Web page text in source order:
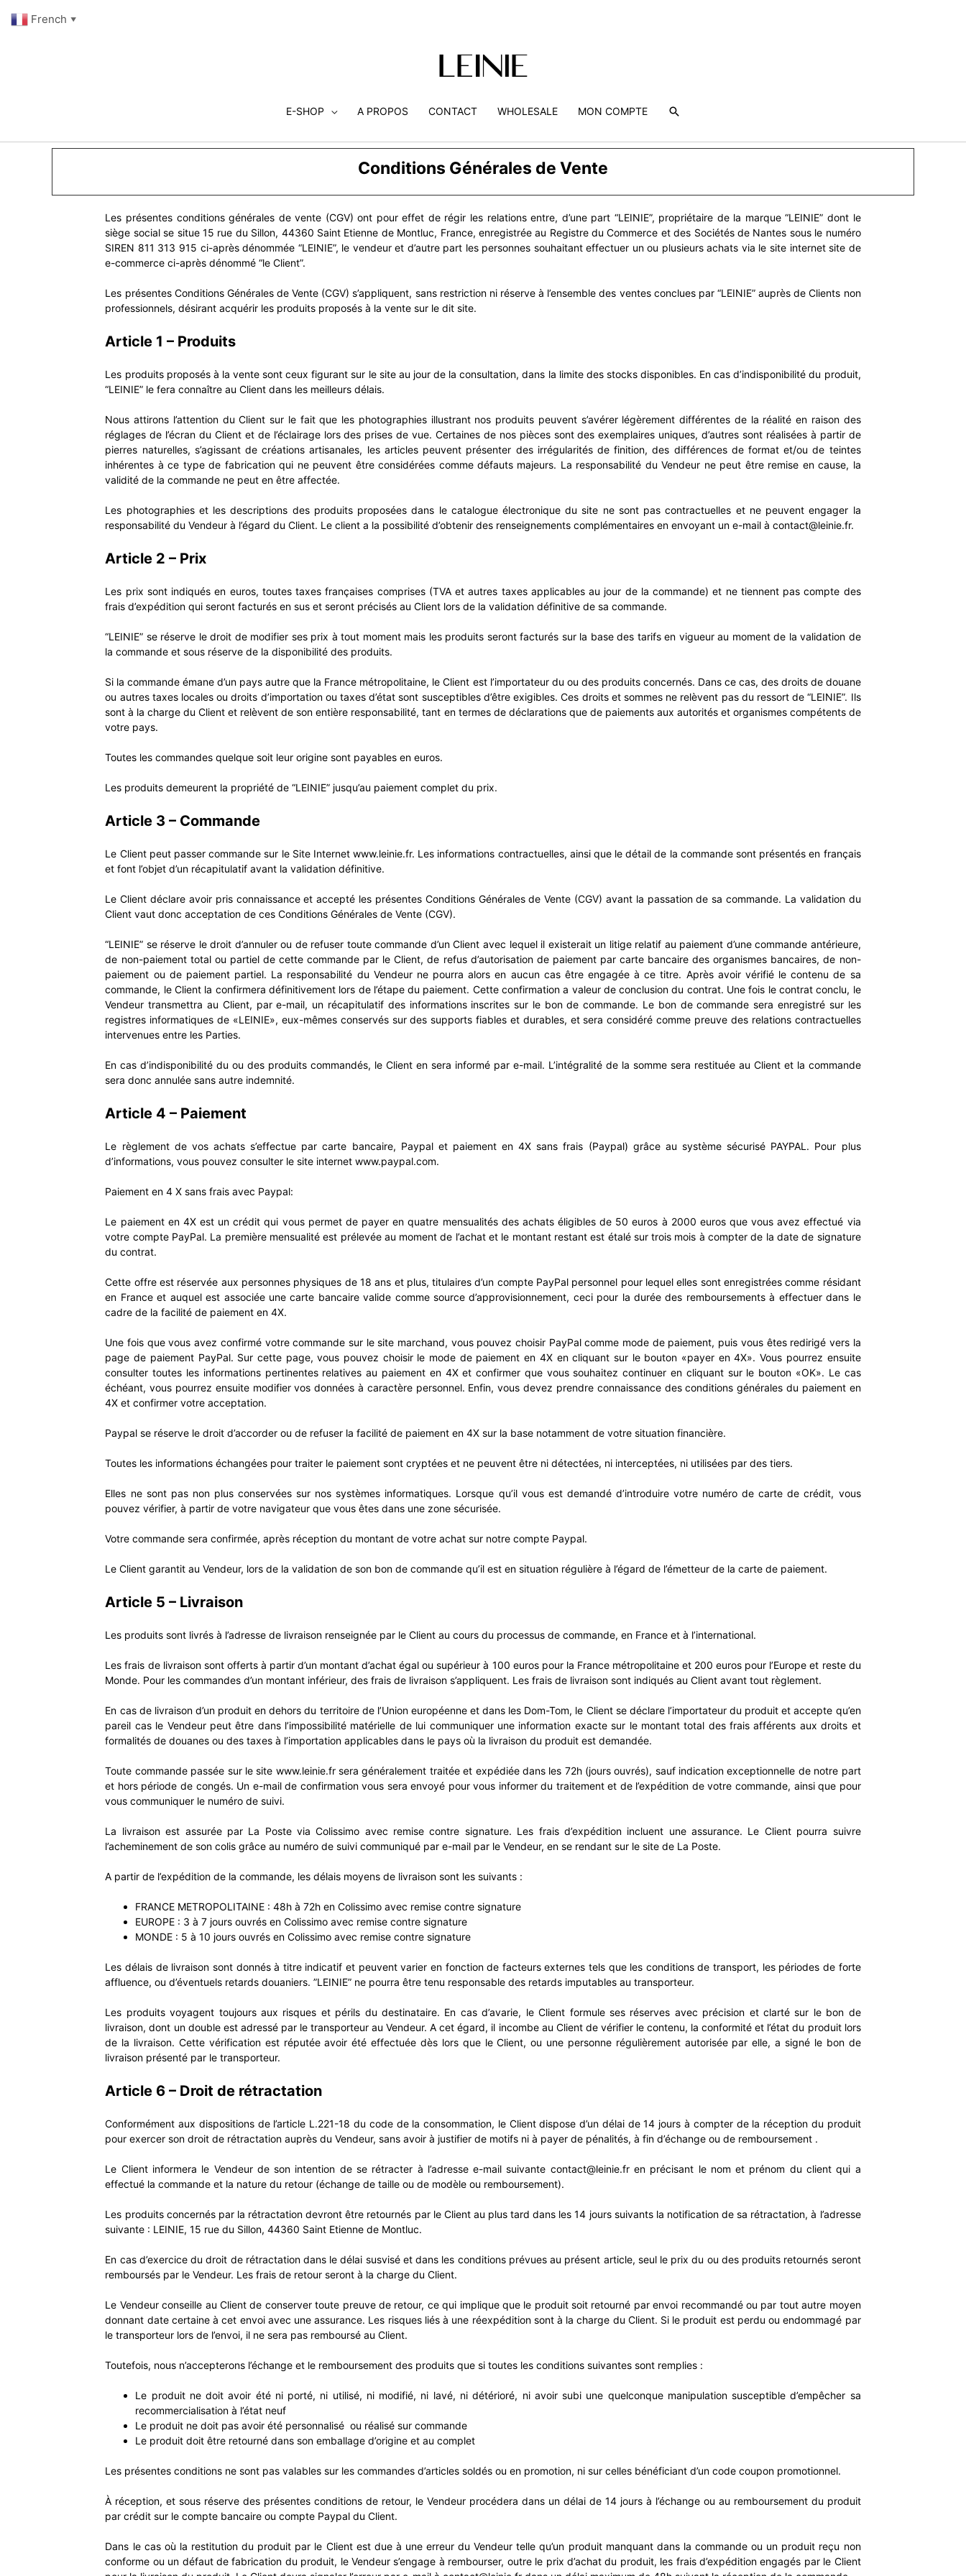
E-SHOP A PROPOS CONTACT WHOLESALE MON COMPTE
Conditions Générales de Vente
Les présentes conditions générales de vente (CGV) ont pour effet de régir les relations entre, d’une part “LEINIE”, propriétaire de la marque “LEINIE” dont le
siège social se situe 15 rue du Sillon, 44360 Saint Etienne de Montluc, France, enregistrée au Registre du Commerce et des Sociétés de Nantes sous le numéro
SIREN 811 313 915 ci-après dénommée “LEINIE”, le vendeur et d’autre part les personnes souhaitant effectuer un ou plusieurs achats via le site internet site de
e-commerce ci-après dénommé “le Client”.
Les présentes Conditions Générales de Vente (CGV) s’appliquent, sans restriction ni réserve à l’ensemble des ventes conclues par “LEINIE” auprès de Clients non
professionnels, désirant acquérir les produits proposés à la vente sur le dit site.
Article 1 – Produits
Les produits proposés à la vente sont ceux figurant sur le site au jour de la consultation, dans la limite des stocks disponibles. En cas d’indisponibilité du produit,
“LEINIE” le fera connaître au Client dans les meilleurs délais.
Nous attirons l’attention du Client sur le fait que les photographies illustrant nos produits peuvent s’avérer légèrement différentes de la réalité en raison des
réglages de l’écran du Client et de l’éclairage lors des prises de vue. Certaines de nos pièces sont des exemplaires uniques, d’autres sont réalisées à partir de
pierres naturelles, s’agissant de créations artisanales, les articles peuvent présenter des irrégularités de finition, des différences de format et/ou de teintes
inhérentes à ce type de fabrication qui ne peuvent être considérées comme défauts majeurs. La responsabilité du Vendeur ne peut être remise en cause, la
validité de la commande ne peut en être affectée.
Les photographies et les descriptions des produits proposées dans le catalogue électronique du site ne sont pas contractuelles et ne peuvent engager la
responsabilité du Vendeur à l’égard du Client. Le client a la possibilité d’obtenir des renseignements complémentaires en envoyant un e-mail à contact@leinie.fr.
Article 2 – Prix
Les prix sont indiqués en euros, toutes taxes françaises comprises (TVA et autres taxes applicables au jour de la commande) et ne tiennent pas compte des
frais d’expédition qui seront facturés en sus et seront précisés au Client lors de la validation définitive de sa commande.
“LEINIE” se réserve le droit de modifier ses prix à tout moment mais les produits seront facturés sur la base des tarifs en vigueur au moment de la validation de
la commande et sous réserve de la disponibilité des produits.
Si la commande émane d’un pays autre que la France métropolitaine, le Client est l’importateur du ou des produits concernés. Dans ce cas, des droits de douane
ou autres taxes locales ou droits d’importation ou taxes d’état sont susceptibles d’être exigibles. Ces droits et sommes ne relèvent pas du ressort de “LEINIE”. Ils
sont à la charge du Client et relèvent de son entière responsabilité, tant en termes de déclarations que de paiements aux autorités et organismes compétents de
votre pays.
Toutes les commandes quelque soit leur origine sont payables en euros.
Les produits demeurent la propriété de “LEINIE” jusqu’au paiement complet du prix.
Article 3 – Commande
Le Client peut passer commande sur le Site Internet www.leinie.fr. Les informations contractuelles, ainsi que le détail de la commande sont présentés en français
et font l’objet d’un récapitulatif avant la validation définitive.
Le Client déclare avoir pris connaissance et accepté les présentes Conditions Générales de Vente (CGV) avant la passation de sa commande. La validation du
Client vaut donc acceptation de ces Conditions Générales de Vente (CGV).
“LEINIE” se réserve le droit d’annuler ou de refuser toute commande d’un Client avec lequel il existerait un litige relatif au paiement d’une commande antérieure,
de non-paiement total ou partiel de cette commande par le Client, de refus d’autorisation de paiement par carte bancaire des organismes bancaires, de non-
paiement ou de paiement partiel. La responsabilité du Vendeur ne pourra alors en aucun cas être engagée à ce titre. Après avoir vérifié le contenu de sa
commande, le Client la confirmera définitivement lors de l’étape du paiement. Cette confirmation a valeur de conclusion du contrat. Une fois le contrat conclu, le
Vendeur transmettra au Client, par e-mail, un récapitulatif des informations inscrites sur le bon de commande. Le bon de commande sera enregistré sur les
registres informatiques de «LEINIE», eux-mêmes conservés sur des supports fiables et durables, et sera considéré comme preuve des relations contractuelles
intervenues entre les Parties.
En cas d’indisponibilité du ou des produits commandés, le Client en sera informé par e-mail. L’intégralité de la somme sera restituée au Client et la commande
sera donc annulée sans autre indemnité.
Article 4 – Paiement
Le règlement de vos achats s’effectue par carte bancaire, Paypal et paiement en 4X sans frais (Paypal) grâce au système sécurisé PAYPAL. Pour plus
d’informations, vous pouvez consulter le site internet www.paypal.com.
Paiement en 4 X sans frais avec Paypal:
Le paiement en 4X est un crédit qui vous permet de payer en quatre mensualités des achats éligibles de 50 euros à 2000 euros que vous avez effectué via
votre compte PayPal. La première mensualité est prélevée au moment de l’achat et le montant restant est étalé sur trois mois à compter de la date de signature
du contrat.
Cette offre est réservée aux personnes physiques de 18 ans et plus, titulaires d’un compte PayPal personnel pour lequel elles sont enregistrées comme résidant
en France et auquel est associée une carte bancaire valide comme source d’approvisionnement, ceci pour la durée des remboursements à effectuer dans le
cadre de la facilité de paiement en 4X.
Une fois que vous avez confirmé votre commande sur le site marchand, vous pouvez choisir PayPal comme mode de paiement, puis vous êtes redirigé vers la
page de paiement PayPal. Sur cette page, vous pouvez choisir le mode de paiement en 4X en cliquant sur le bouton «payer en 4X». Vous pourrez ensuite
consulter toutes les informations pertinentes relatives au paiement en 4X et confirmer que vous souhaitez continuer en cliquant sur le bouton «OK». Le cas
échéant, vous pourrez ensuite modifier vos données à caractère personnel. Enfin, vous devez prendre connaissance des conditions générales du paiement en
4X et confirmer votre acceptation.
Paypal se réserve le droit d’accorder ou de refuser la facilité de paiement en 4X sur la base notamment de votre situation financière.
Toutes les informations échangées pour traiter le paiement sont cryptées et ne peuvent être ni détectées, ni interceptées, ni utilisées par des tiers.
Elles ne sont pas non plus conservées sur nos systèmes informatiques. Lorsque qu’il vous est demandé d’introduire votre numéro de carte de crédit, vous
pouvez vérifier, à partir de votre navigateur que vous êtes dans une zone sécurisée.
Votre commande sera confirmée, après réception du montant de votre achat sur notre compte Paypal.
Le Client garantit au Vendeur, lors de la validation de son bon de commande qu’il est en situation régulière à l’égard de l’émetteur de la carte de paiement.
Article 5 – Livraison
Les produits sont livrés à l’adresse de livraison renseignée par le Client au cours du processus de commande, en France et à l’international.
Les frais de livraison sont offerts à partir d’un montant d’achat égal ou supérieur à 100 euros pour la France métropolitaine et 200 euros pour l’Europe et reste du
Monde. Pour les commandes d’un montant inférieur, des frais de livraison s’appliquent. Les frais de livraison sont indiqués au Client avant tout règlement.
En cas de livraison d’un produit en dehors du territoire de l’Union européenne et dans les Dom-Tom, le Client se déclare l’importateur du produit et accepte qu’en
pareil cas le Vendeur peut être dans l’impossibilité matérielle de lui communiquer une information exacte sur le montant total des frais afférents aux droits et
formalités de douanes ou des taxes à l’importation applicables dans le pays où la livraison du produit est demandée.
Toute commande passée sur le site www.leinie.fr sera généralement traitée et expédiée dans les 72h (jours ouvrés), sauf indication exceptionnelle de notre part
et hors période de congés. Un e-mail de confirmation vous sera envoyé pour vous informer du traitement et de l’expédition de votre commande, ainsi que pour
vous communiquer le numéro de suivi.
La livraison est assurée par La Poste via Colissimo avec remise contre signature. Les frais d’expédition incluent une assurance. Le Client pourra suivre
l’acheminement de son colis grâce au numéro de suivi communiqué par e-mail par le Vendeur, en se rendant sur le site de La Poste.
A partir de l’expédition de la commande, les délais moyens de livraison sont les suivants :
FRANCE METROPOLITAINE : 48h à 72h en Colissimo avec remise contre signature
EUROPE : 3 à 7 jours ouvrés en Colissimo avec remise contre signature
MONDE : 5 à 10 jours ouvrés en Colissimo avec remise contre signature
Les délais de livraison sont donnés à titre indicatif et peuvent varier en fonction de facteurs externes tels que les conditions de transport, les périodes de forte
affluence, ou d’éventuels retards douaniers. ”LEINIE” ne pourra être tenu responsable des retards imputables au transporteur.
Les produits voyagent toujours aux risques et périls du destinataire. En cas d’avarie, le Client formule ses réserves avec précision et clarté sur le bon de
livraison, dont un double est adressé par le transporteur au Vendeur. A cet égard, il incombe au Client de vérifier le contenu, la conformité et l’état du produit lors
de la livraison. Cette vérification est réputée avoir été effectuée dès lors que le Client, ou une personne régulièrement autorisée par elle, a signé le bon de
livraison présenté par le transporteur.
Article 6 – Droit de rétractation
Conformément aux dispositions de l’article L.221-18 du code de la consommation, le Client dispose d’un délai de 14 jours à compter de la réception du produit
pour exercer son droit de rétractation auprès du Vendeur, sans avoir à justifier de motifs ni à payer de pénalités, à fin d’échange ou de remboursement .
Le Client informera le Vendeur de son intention de se rétracter à l’adresse e-mail suivante contact@leinie.fr en précisant le nom et prénom du client qui a
effectué la commande et la nature du retour (échange de taille ou de modèle ou remboursement).
Les produits concernés par la rétractation devront être retournés par le Client au plus tard dans les 14 jours suivants la notification de sa rétractation, à l’adresse
suivante : LEINIE, 15 rue du Sillon, 44360 Saint Etienne de Montluc.
En cas d’exercice du droit de rétractation dans le délai susvisé et dans les conditions prévues au présent article, seul le prix du ou des produits retournés seront
remboursés par le Vendeur. Les frais de retour seront à la charge du Client.
Le Vendeur conseille au Client de conserver toute preuve de retour, ce qui implique que le produit soit retourné par envoi recommandé ou par tout autre moyen
donnant date certaine à cet envoi avec une assurance. Les risques liés à une réexpédition sont à la charge du Client. Si le produit est perdu ou endommagé par
le transporteur lors de l’envoi, il ne sera pas remboursé au Client.
Toutefois, nous n’accepterons l’échange et le remboursement des produits que si toutes les conditions suivantes sont remplies :
Le produit ne doit avoir été ni porté, ni utilisé, ni modifié, ni lavé, ni détérioré, ni avoir subi une quelconque manipulation susceptible d’empêcher sa
recommercialisation à l’état neuf
Le produit ne doit pas avoir été personnalisé ou réalisé sur commande
Le produit doit être retourné dans son emballage d’origine et au complet
Les présentes conditions ne sont pas valables sur les commandes d’articles soldés ou en promotion, ni sur celles bénéficiant d’un code coupon promotionnel.
À réception, et sous réserve des présentes conditions de retour, le Vendeur procédera dans un délai de 14 jours à l’échange ou au remboursement du produit
par crédit sur le compte bancaire ou compte Paypal du Client.
Dans le cas où la restitution du produit par le Client est due à une erreur du Vendeur telle qu’un produit manquant dans la commande ou un produit reçu non
conforme ou un défaut de fabrication du produit, le Vendeur s’engage à rembourser, outre le prix d’achat du produit, les frais d’expédition engagés par le Client
French ▼